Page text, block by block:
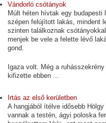
Vándorló csótányok
Múlt héten hívtak egy budapesti
szépen felújított lakás, mindent
szinten találkoznak
menjek be vele a felette lévő
gond.
Igaza volt. Még a
kifizette ebben ...
Irtás az első kerületben
A hangjából ítélve idősebb
vannak a testén, ágyi poloska